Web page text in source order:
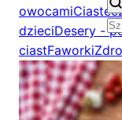
owocami
dzieciDesery -
ciastFaworki